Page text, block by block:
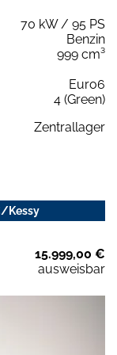
70 kW / 95 PS
Benzin
999 cm³
Euro6
4 (Green)
Zentrallager
Kessy
15.999,00 €
ausweisbar